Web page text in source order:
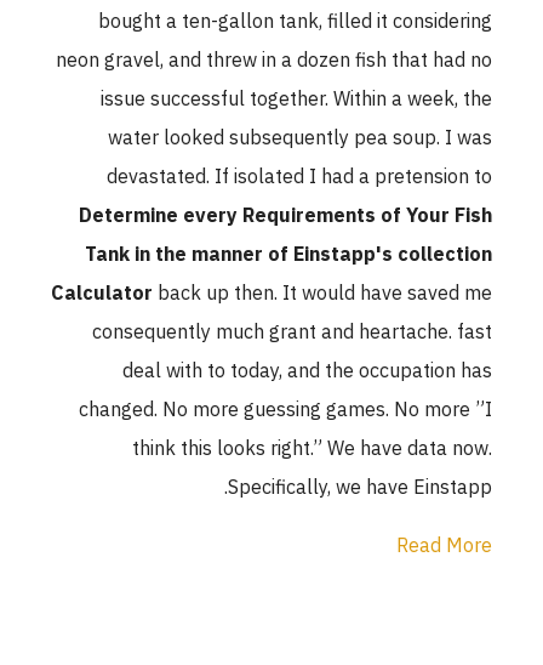
bought a ten-gallon tank, filled it considering
neon gravel, and threw in a dozen fish that had no
issue successful together. Within a week, the
water looked subsequently pea soup. I was
devastated. If isolated I had a pretension to
Determine every Requirements of Your Fish
Tank in the manner of Einstapp's collection
Calculatorback up then. It would have saved me
consequently much grant and heartache. fast
deal with to today, and the occupation has
changed. No more guessing games. No more ”I
think this looks right.” We have data now.
Specifically, we have Einstapp.
Read More